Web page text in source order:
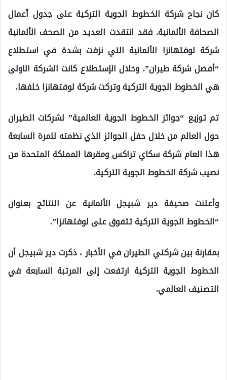
كان نجاح شركة الخطوط الجوية التركية على جدول أعمال
الصحافة الألمانية. فقد انتقدت العديد من الصحف الألمانية
شركة لوفتهانزا الألمانية التي نزفت بشدة في استطلاع
“أفضل شركة طيران”. وخلال الإستطلاع كانت الشركة الاولى
هي الخطوط الجوية التركية وتركت شركة لوفتهانزا خلفها.
تم توزيع “جوائز الخطوط الجوية العالمية” لشركات الطيران
حول العالم من خلال حفل الجوائز الذي نظمته للمرة السابعة
هذا العام شركة سكاي تراكس ومقرها المملكة المتحدة من
نصيب شركة الخطوط الجوية التركية.
وأعلنت صحيفة دير شبيجل الألمانية عن النتائج بعنوان
“الخطوط الجوية التركية تتفوق على لوفتهانزا”.
بمقارنة بين شركتي الطيران في الأخبار ، ذكرت دير شبيجل أن
الخطوط الجوية التركية ارتفعت إلى المرتبة السابعة في
التصنيف العالمي.